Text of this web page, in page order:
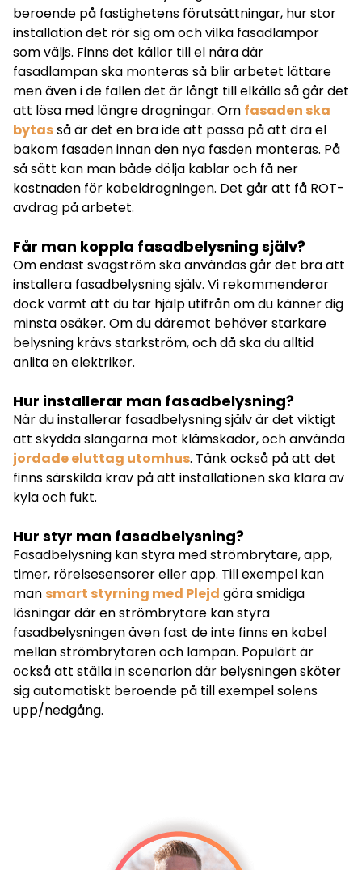
beroende på fastighetens förutsättningar, hur stor
installation det rör sig om och vilka fasadlampor
som väljs. Finns det källor till el nära där
fasadlampan ska monteras så blir arbetet lättare
men även i de fallen det är långt till elkälla så går det
att lösa med längre dragningar. Om fasaden ska
bytasså är det en bra ide att passa på att dra el
bakom fasaden innan den nya fasden monteras. På
så sätt kan man både dölja kablar och få ner
kostnaden för kabeldragningen. Det går att få ROT-
avdrag på arbetet.
Får man koppla fasadbelysning själv?
Om endast svagström ska användas går det bra att
installera fasadbelysning själv. Vi rekommenderar
dock varmt att du tar hjälp utifrån om du känner dig
minsta osäker. Om du däremot behöver starkare
belysning krävs starkström, och då ska du alltid
anlita en elektriker.
Hur installerar man fasadbelysning?
När du installerar fasadbelysning själv är det viktigt
att skydda slangarna mot klämskador, och använda
jordade eluttag utomhus. Tänk också på att det
finns särskilda krav på att installationen ska klara av
kyla och fukt.
Hur styr man fasadbelysning?
Fasadbelysning kan styra med strömbrytare, app,
timer, rörelsesensorer eller app. Till exempel kan
man smart styrning med Plejd göra smidiga
lösningar där en strömbrytare kan styra
fasadbelysningen även fast de inte finns en kabel
mellan strömbrytaren och lampan. Populärt är
också att ställa in scenarion där belysningen sköter
sig automatiskt beroende på till exempel solens
upp/nedgång.